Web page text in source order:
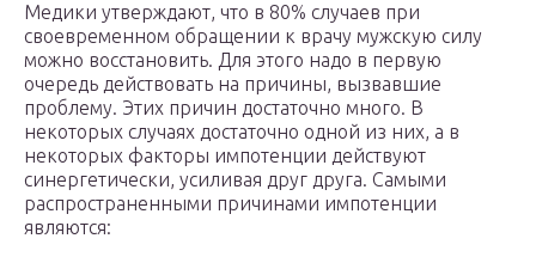
Медики утверждают, что в 80% случаев при
своевременном обращении к врачу мужскую силу
можно восстановить. Для этого надо в первую
очередь действовать на причины, вызвавшие
проблему. Этих причин достаточно много. В
некоторых случаях достаточно одной из них, а в
некоторых факторы импотенции действуют
синергетически, усиливая друг друга. Самыми
распространенными причинами импотенции
являются: